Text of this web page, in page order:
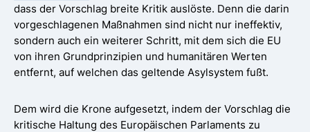
dass der Vorschlag breite Kritik auslöste. Denn die darin
vorgeschlagenen Maßnahmen sind nicht nur ineffektiv,
sondern auch ein weiterer Schritt, mit dem sich die EU
von ihren Grundprinzipien und humanitären Werten
entfernt, auf welchen das geltende Asylsystem fußt.
Dem wird die Krone aufgesetzt, indem der Vorschlag die
kritische Haltung des Europäischen Parlaments zu